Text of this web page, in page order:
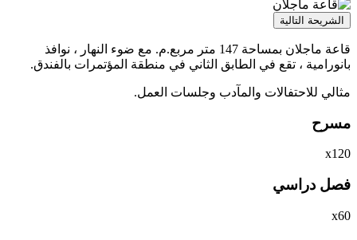
الشريحة التالية
قاعة ماجلان بمساحة 147 متر مربع.م. مع ضوء النهار ، نوافذ
بانورامية ، تقع في الطابق الثاني في منطقة المؤتمرات بالفندق.
مثالي للاحتفالات والمآدب وجلسات العمل.
مسرح
х120
فصل دراسي
х60